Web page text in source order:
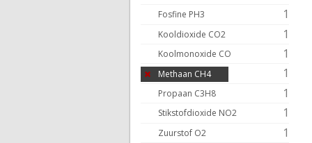
Fosfine PH3 1
Kooldioxide CO2 1
Koolmonoxide CO 1
Methaan CH4 1
Propaan C3H8 1
Stikstofdioxide NO2 1
Zuurstof O2 1